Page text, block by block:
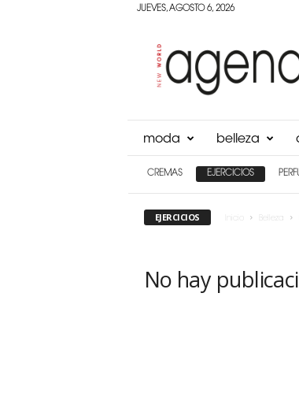
JUEVES, AGOSTO 6, 2026
Panama
moda belleza
CREMAS EJERCICIOS
EJERCICIOS Belleza
No hay